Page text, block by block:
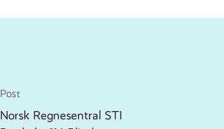
Post
Norsk Regnesentral STI